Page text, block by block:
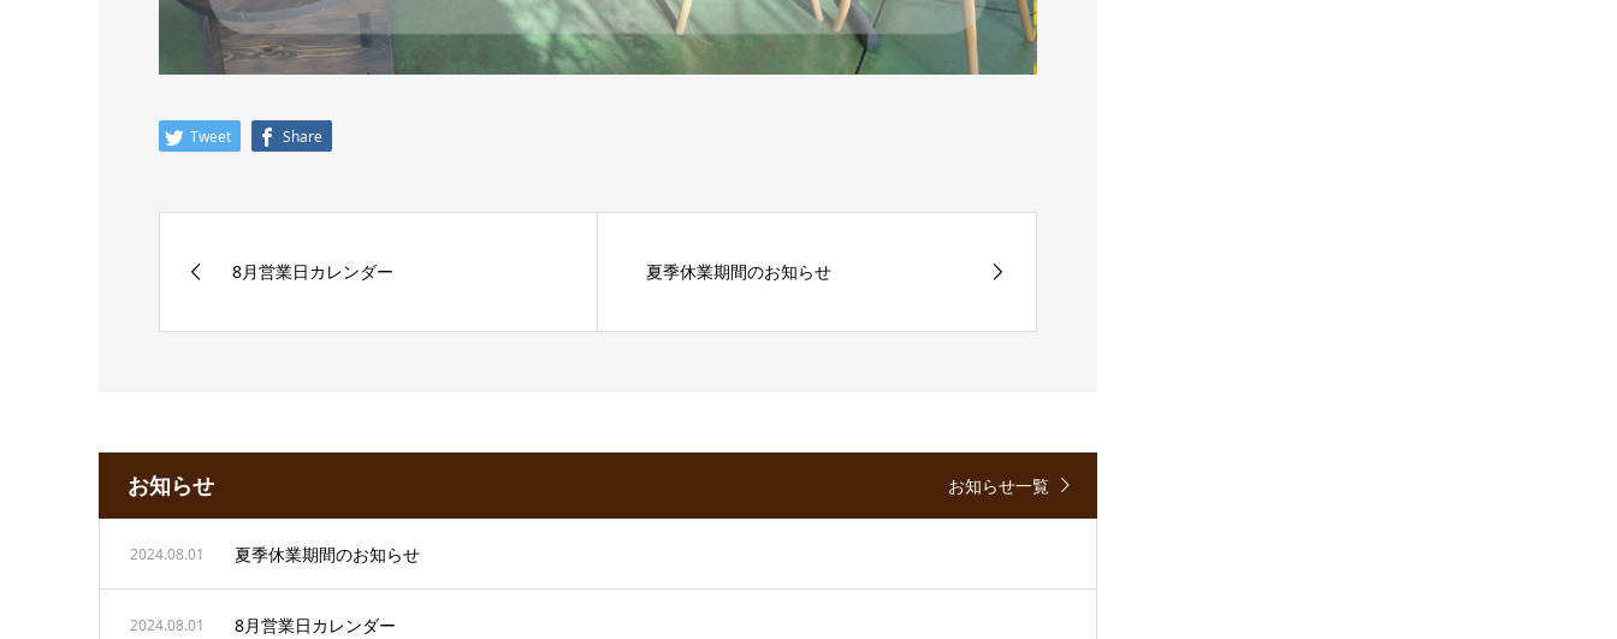
Tweet Share
8月営業日カレンダー 夏季休業期間のお知らせ
お知らせ お知らせ一覧
2024.08.01 夏季休業期間のお知らせ
2024.08.01 8月営業日カレンダー